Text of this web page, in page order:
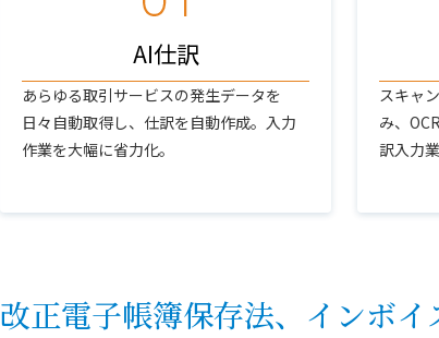
AI仕訳
あらゆる取引サービスの発生データを
日々自動取得し、仕訳を自動作成。入力
作業を大幅に省力化。
スキャ
み、
訳入力
改正電子帳簿保存法、インボ